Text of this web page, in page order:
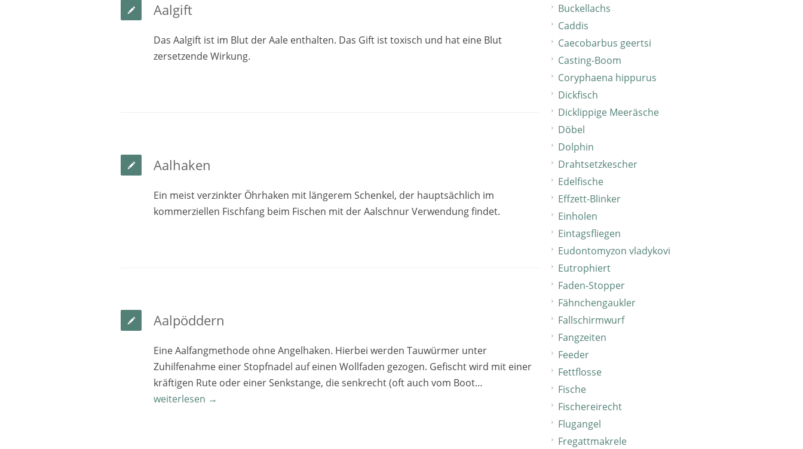
Aalgift
Das Aalgift ist im Blut der Aale enthalten. Das Gift ist toxisch und hat eine Blut
zersetzende Wirkung.
Aalhaken
Ein meist verzinkter Öhrhaken mit längerem Schenkel, der hauptsächlich im
kommerziellen Fischfang beim Fischen mit der Aalschnur Verwendung findet.
Aalpöddern
Eine Aalfangmethode ohne Angelhaken. Hierbei werden Tauwürmer unter
Zuhilfenahme einer Stopfnadel auf einen Wollfaden gezogen. Gefischt wird mit einer
kräftigen Rute oder einer Senkstange, die senkrecht (oft auch vom Boot…
weiterlesen →
Buckellachs
Caddis
Caecobarbus geertsi
Casting-Boom
Coryphaena hippurus
Dickfisch
Dicklippige Meeräsche
Döbel
Dolphin
Drahtsetzkescher
Edelfische
Effzett-Blinker
Einholen
Eintagsfliegen
Eudontomyzon vladykovi
Eutrophiert
Faden-Stopper
Fähnchengaukler
Fallschirmwurf
Fangzeiten
Feeder
Fettflosse
Fische
Fischereirecht
Flugangel
Fregattmakrele